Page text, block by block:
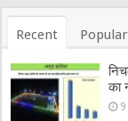
Recent Popular
का